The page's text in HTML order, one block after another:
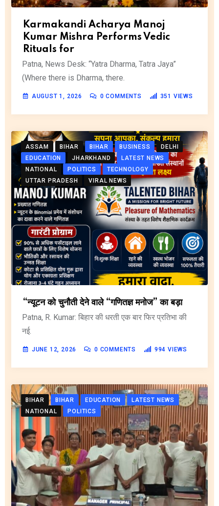
Karmakandi Acharya Manoj
Kumar Mishra Performs Vedic
Rituals for
Patna, News Desk: “Yatra Dharma, Tatra Jaya”
(Where there is Dharma, there.
AUGUST 1, 2026 0 COMMENTS 351 VIEWS
ASSAM BIHAR BIHAR BUSINESS
DELHI
EDUCATION
JHARKHAND
LATEST NEWS
NATIONAL
POLITICS
TECHNOLOGY
UTTAR PRADESH
VIRAL NEWS
“न्यूटन को चुनौती देने वाले “गणितज्ञ मनोज” का बड़ा
Patna, R. Kumar: बिहार की धरती एक बार फिर प्रतिभा की
नई.
JUNE 12, 2026 0 COMMENTS 994 VIEWS
BIHAR BIHAR EDUCATION
LATEST NEWS
NATIONAL
POLITICS